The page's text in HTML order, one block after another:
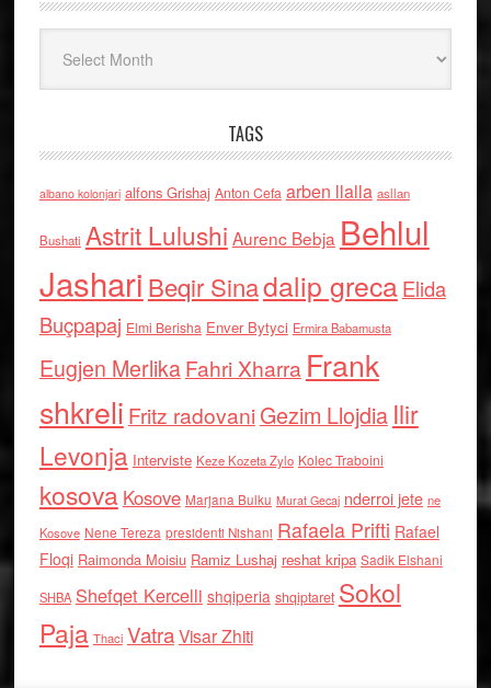
TAGS
albano kolonjari alfons Grishaj Anton Cefa arben llalla asllan
Bushati Astrit Lulushi Aurenc Bebja Behlul
Jashari Beqir Sinadalip grecaElida
Buçpapaj Elmi Berisha Enver Bytyci Ermira Babamusta
Eugjen MerlikaFahri Xharra Frank
shkreli Fritz radovaniGezim Llojdia Ilir
Levonja Interviste Keze Kozeta Zylo Kolec Traboini
kosova Kosove Marjana Bulku Murat Gecaj nderroi jete ne
Kosove Nene Tereza presidenti Nishani Rafaela Prifti Rafael
Floqi Raimonda Moisiu Ramiz Lushaj reshat kripa Sadik Elshani
SHBA Shefqet Kercelli shqiperia shqiptaret Sokol
Paja Thaci VatraVisar Zhiti